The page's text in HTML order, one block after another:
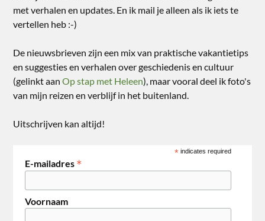
met verhalen en updates. En ik mail je alleen als ik iets te
vertellen heb :-)
De nieuwsbrieven zijn een mix van praktische vakantietips
en suggesties en verhalen over geschiedenis en cultuur
(gelinkt aanOp stap met Heleen), maar vooral deel ik foto's
van mijn reizen en verblijf in het buitenland.
Uitschrijven kan altijd!
* indicates required
E-mailadres *
Voornaam